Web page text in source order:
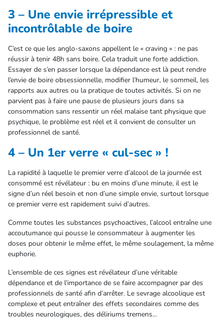
3 – Une envie irrépressible et
incontrôlable de boire
C’est ce que les anglo-saxons appellent le « craving » : ne pas
réussir à tenir 48h sans boire. Cela traduit une forte addiction.
Essayer de s’en passer lorsque la dépendance est là peut rendre
l’envie de boire obsessionnelle, modifier l’humeur, le sommeil, les
rapports aux autres ou la pratique de toutes activités. Si on ne
parvient pas à faire une pause de plusieurs jours dans sa
consommation sans ressentir un réel malaise tant physique que
psychique, le problème est réel et il convient de consulter un
professionnel de santé.
4 – Un 1er verre « cul-sec » !
La rapidité à laquelle le premier verre d’alcool de la journée est
consommé est révélateur : bu en moins d’une minute, il est le
signe d’un réel besoin et non d’une simple envie, surtout lorsque
ce premier verre est rapidement suivi d’autres.
Comme toutes les substances psychoactives, l’alcool entraîne une
accoutumance qui pousse le consommateur à augmenter les
doses pour obtenir le même effet, le même soulagement, la même
euphorie.
L’ensemble de ces signes est révélateur d’une véritable
dépendance et de l’importance de se faire accompagner par des
professionnels de santé afin d’arrêter. Le sevrage alcoolique est
complexe et peut entraîner des effets secondaires comme des
troubles neurologiques, des déliriums tremens…